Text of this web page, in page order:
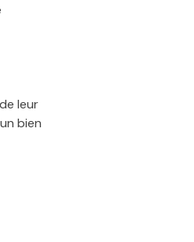
leur
bien